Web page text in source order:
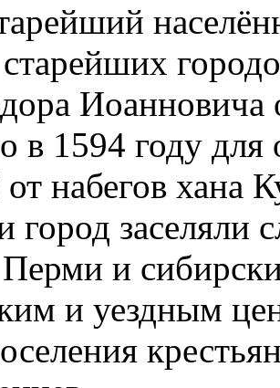
Иоанновича
в 1594 году для
от набегов хана
город
и
и уездным